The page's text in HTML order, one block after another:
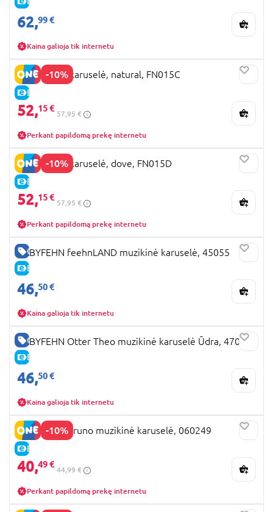
62,99 €
Kaina galioja tik internetu
-10%
E-KAINA
SnuzMobile karuselė, natural, FN015C
52,15 €
57,95 €
Perkant papildomą prekę internetu
-10%
E-KAINA
SnuzMobile karuselė, dove, FN015D
52,15 €
57,95 €
Perkant papildomą prekę internetu
GERA KAINA
E-KAINA
BABYFEHN feehnLAND muzikinė karuselė, 45055
46,50 €
Kaina galioja tik internetu
GERA KAINA
E-KAINA
BABYFEHN Otter Theo muzikinė karuselė Ūdra, 47059
46,50 €
Kaina galioja tik internetu
-10%
E-KAINA
BABYFEHN Bruno muzikinė karuselė, 060249
40,49 €
44,99 €
Perkant papildomą prekę internetu